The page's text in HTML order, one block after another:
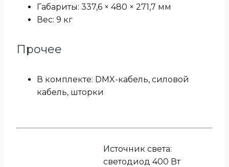
Габариты: 337,6 × 480 × 271,7 мм
Вес: 9 кг
Прочее
В комплекте: DMX-кабель, силовой
кабель, шторки
Источник света:
светодиод 400 Вт